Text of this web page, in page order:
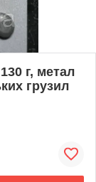
г, метал
грузил